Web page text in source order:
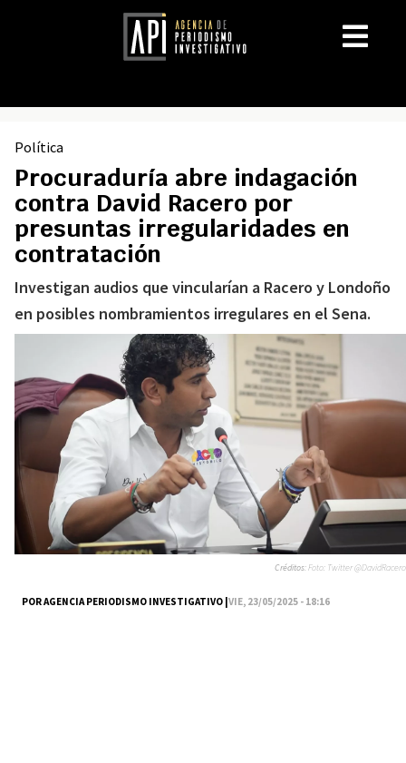
Política
Procuraduría abre indagación
contra David Racero por
presuntas irregularidades en
contratación
Investigan audios que vincularían a Racero y Londoño
en posibles nombramientos irregulares en el Sena.
POR AGENCIA PERIODISMO INVESTIGATIVO |VIE, 23/05/2025 - 18:16
Créditos:Foto: Twitter @DavidRacero